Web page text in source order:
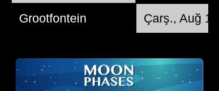
Grootfontein Çarş., Auğ